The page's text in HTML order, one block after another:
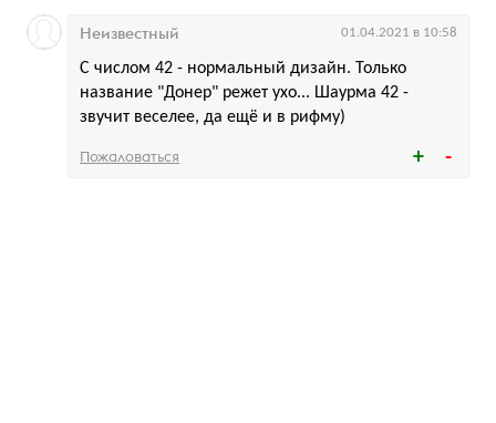
С числом 42 - нормальный дизайн. Только
название "Донер" режет ухо... Шаурма 42 -
звучит веселее, да ещё и в рифму)
Неизвестный 01.04.2021 в 10:58
Пожаловаться